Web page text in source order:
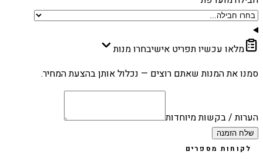
מלאו עכשיו תפריט אישיבחרו מנות
סמנו את המנות שאתם רוצים — נכלול אותן בהצעת המחיר.
הערות / בקשות מיוחדות
שלח הזמנה
לקוחות מספרים